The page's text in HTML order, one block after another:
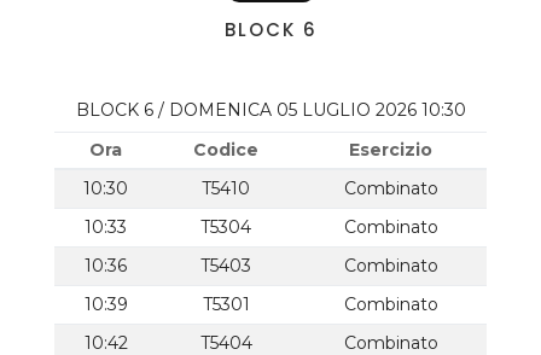
BLOCK 6
BLOCK 6 / DOMENICA 05 LUGLIO 2026 10:30
Ora
Codice
Esercizio
10:30
T5410
Combinato
10:33
T5304
Combinato
10:36
T5403
Combinato
10:39
T5301
Combinato
10:42
T5404
Combinato